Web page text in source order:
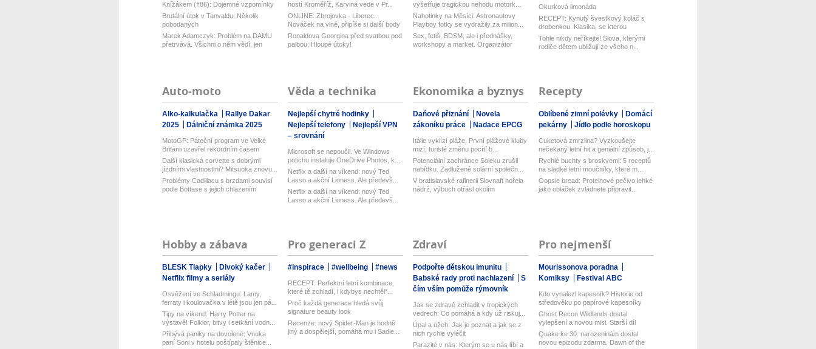
Knížákem (†86): Dojemné vzpomínky
přátel...
Brutální útok v Tanvaldu: Několik
pobodaných
Marek Adamczyk: Problém na DAMU
přetrvává. Všichni o něm vědí, jen
hostí Kroměříž, Karviná vede v Pr...
ONLINE: Zbrojovka - Liberec.
Nováček na vlně, připíše si další body
pr...
Ronaldova Georgina před svatbou pod
palbou: Hloupé útoky!
vyšetřuje tragickou nehodu motork...
Nahotinky na Měsíci: Astronautovy
Playboy fotky se vydražily za milion...
Sex, fetiš, BDSM, ale i přednášky,
workshopy a market. Organizátor
Okurková limonáda
RECEPT: Kynutý švestkový koláč s
drobenkou. Klasika, se kterou
zaboduj...
Tohle nikdy neříkejte! Slova, kterými
rodiče dětem ubližují ze všeho n...
Auto-moto
Alko-kalkulačka
Rallye Dakar
2025
Dálniční známka 2025
MotoGP: Páteční program ve Velké
Británii uzavřel rekordním časem
Bezz...
Další klasická corvette s dobrými
jízdními vlastnostmi? Mitsuoka znovu...
Problémy Cadillacu s brzdami souvisí
podle Bottase s jejich chlazením
Věda a technika
Nejlepší chytré hodinky
Nejlepší telefony
Nejlepší VPN
– srovnání
Microsoft se nepoučil. Ve Windows
potichu instaluje OneDrive Photos, k...
Netflix a další na víkend: nový Ted
Lasso a akční Lioness. Ale předevš...
Netflix a další na víkend: nový Ted
Lasso a akční Lioness. Ale předevš...
Ekonomika a byznys
Daňové přiznání
Novela
zákoníku práce
Nadace EPCG
Itálie vyklízí pláže. První plážové kluby
mizí, turisté změnu pocítí b...
Potenciální zachránce Soleku zrušil
nabídku. Zadlužené solární společn...
V bratislavské rafinerii Slovnaft hořela
nádrž, výbuch otřásl okolím
Recepty
Oblíbené zimní polévky
Domácí
pekárny
Jídlo podle horoskopu
Cuketová zmrzlina? Vyzkoušejte
nečekaný letní hit a geniální způsob, j...
Rychlé buchty s broskvemi: 5 receptů
na sladké letní moučníky, které m...
Oopsie bread: Proteinové pečivo lehké
jako obláček zvládnete připravit...
Hobby a zábava
BLESK Tlapky
Divoký kačer
Netflix filmy a seriály
Osvěžení ve Schladmingu: Lamy,
ferraty i koulovačka v létě jsou jen pá...
Tipy na víkend: Harry Potter na
výstavě! Folklor, bitvy i setkání vodn...
Přibývá paniky na dovolené: Vnuka
paní Soni v hotelu poštípaly štěnice...
Pro generaci Z
#inspirace #wellbeing #news
RECEPT: Perfektní letní kombinace,
které tě zchladí, i kdybys nechtěl*...
Proč každá generace hledá svůj
signature beauty look
Recenze: nový Spider-Man je hodně
jiný a dospělejší, pomáhá mu i Sadie...
Zdraví
Podpořte dětskou imunitu
Babské rady proti nachlazení
S
čím vším pomůže rýmovník
Jak se zdravě zchladit v tropických
vedrech: Co pomáhá a kdy už riskuj...
Úpal a úžeh: Jak je poznat a jak se z
nich rychle vyléčit
Parazité v nás: Kterým se u nás líbí a
Pro nejmenší
Mourissonova poradna
Komiksy
Festival ABC
Kdo vynalezl kapesník? Historie od
středověku po papírové kapesníky
Ghost Recon Wildlands dostal
vylepšení a novou misi. Starší díl
Ubisof...
Quake ke 30. narozeninám dostal
novou epizodu zdarma. Dawn of the